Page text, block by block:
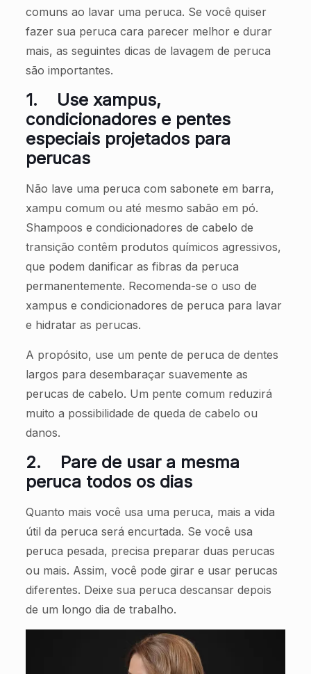
comuns ao lavar uma peruca. Se você quiser
fazer sua peruca cara parecer melhor e durar
mais, as seguintes dicas de lavagem de peruca
são importantes.
1. Use xampus,
condicionadores e pentes
especiais projetados para
perucas
Não lave uma peruca com sabonete em barra,
xampu comum ou até mesmo sabão em pó.
Shampoos e condicionadores de cabelo de
transição contêm produtos químicos agressivos,
que podem danificar as fibras da peruca
permanentemente. Recomenda-se o uso de
xampus e condicionadores de peruca para lavar
e hidratar as perucas.
A propósito, use um pente de peruca de dentes
largos para desembaraçar suavemente as
perucas de cabelo. Um pente comum reduzirá
muito a possibilidade de queda de cabelo ou
danos.
2. Pare de usar a mesma
peruca todos os dias
Quanto mais você usa uma peruca, mais a vida
útil da peruca será encurtada. Se você usa
peruca pesada, precisa preparar duas perucas
ou mais. Assim, você pode girar e usar perucas
diferentes. Deixe sua peruca descansar depois
de um longo dia de trabalho.